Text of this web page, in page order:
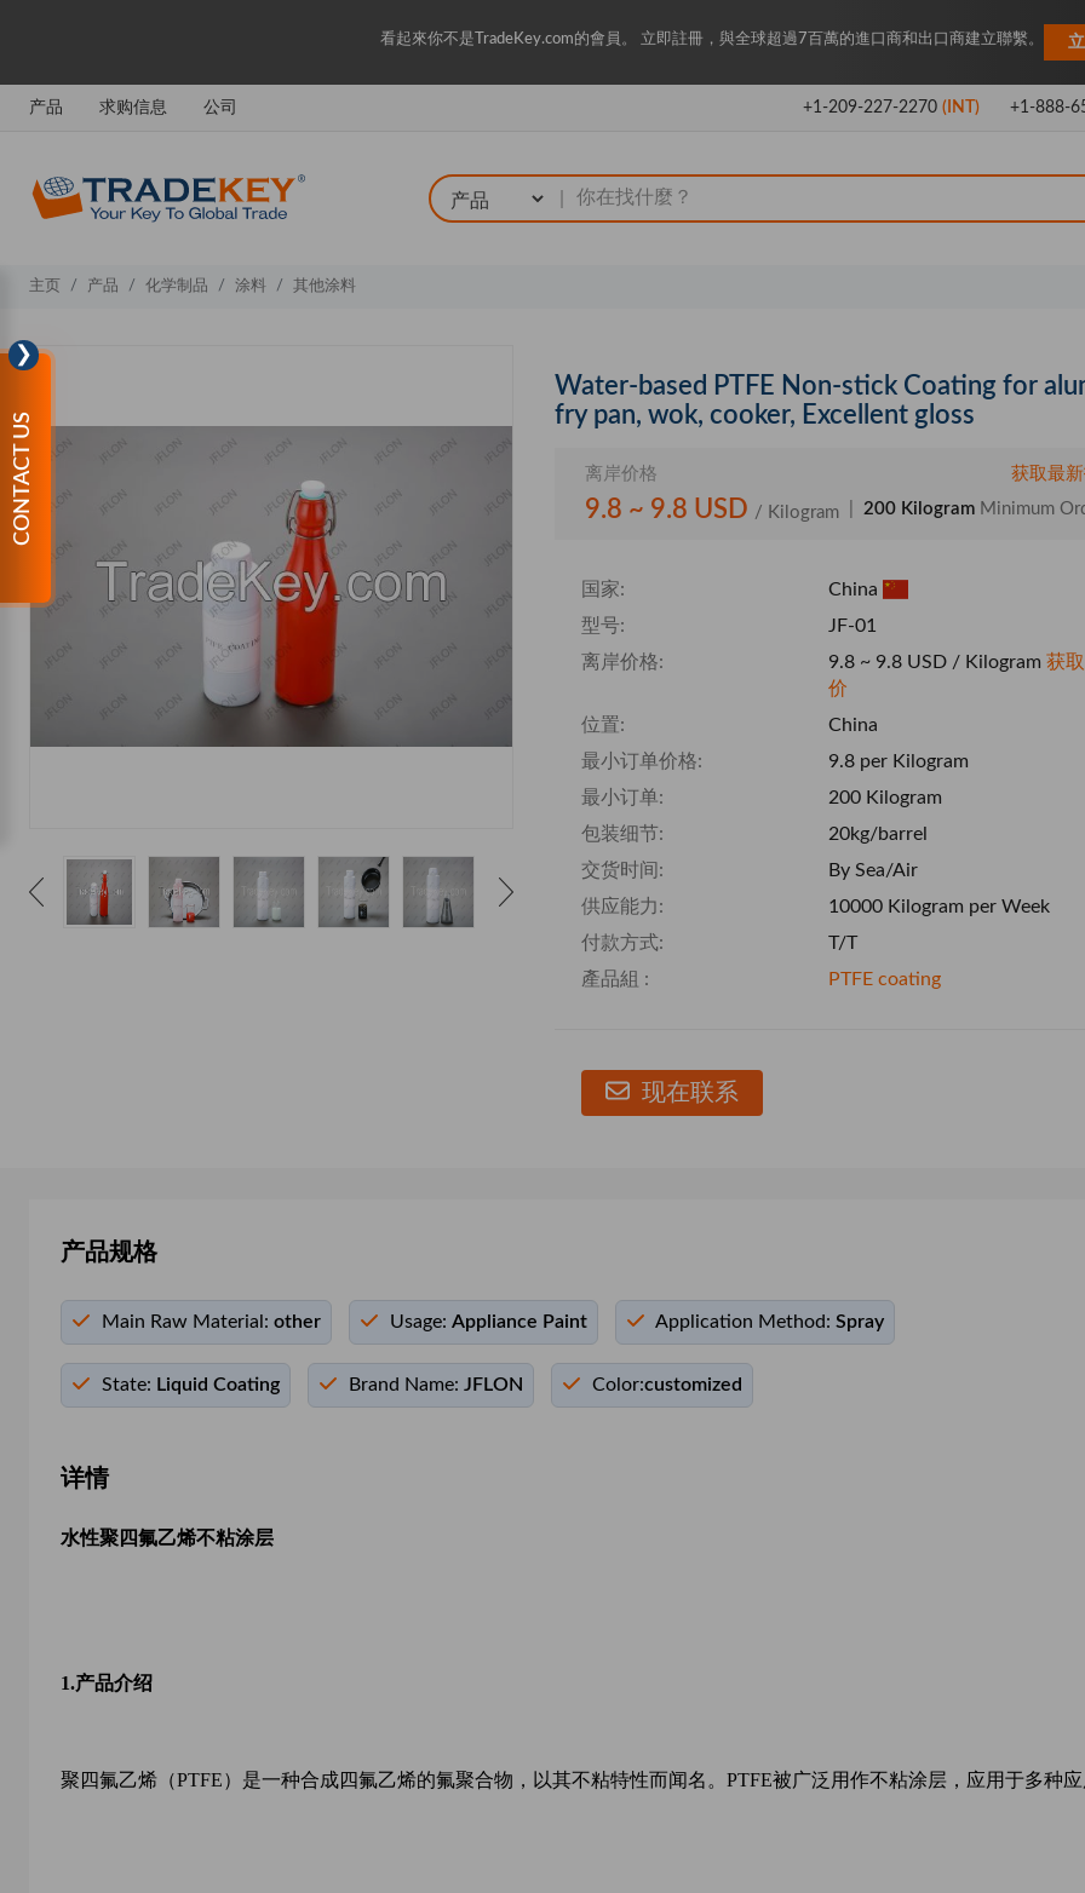
看起來你不是TradeKey.com的會員。 立即註冊，與全球超過7百萬的進口商和出口商建立聯繫。
产品 求购信息 公司 +1-209-227-2270(INT) +1-888-
❯
CONTACT US
主页 产品 化学制品 涂料 其他涂料
Water-based PTFE Non-stick Coating for
fry pan, wok, cooker, Excellent gloss
离岸价格 获取最
9.8 ~ 9.8 USD / Kilogram 200 Kilogram Minimum
国家:
China
型号:
JF-01
离岸价格:
9.8 ~ 9.8 USD / Kilogram 获
价
位置:
China
最小订单价格:
9.8 per Kilogram
最小订单:
200 Kilogram
包装细节:
20kg/barrel
交货时间:
By Sea/Air
供应能力:
10000 Kilogram per Week
付款方式:
T/T
產品組 :
PTFE coating
现在联系
产品规格
Main Raw Material: other Usage: Appliance Paint Application Method: Spray
State: Liquid Coating Brand Name: JFLON Color:customized
详情
水性聚四氟乙烯不粘涂层
1.产品介绍
聚四氟乙烯（PTFE）是一种合成四氟乙烯的氟聚合物，以其不粘特性而闻名。PTFE被广泛用作不粘涂层，应用于多种